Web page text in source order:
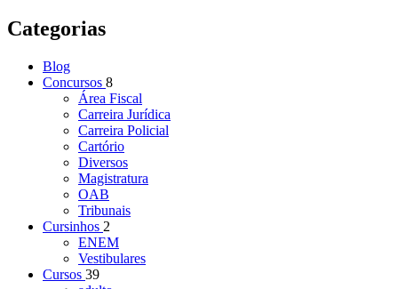
Categorias
Blog
Concursos 8
Área Fiscal
Carreira Jurídica
Carreira Policial
Cartório
Diversos
Magistratura
OAB
Tribunais
Cursinhos 2
ENEM
Vestibulares
Cursos 39